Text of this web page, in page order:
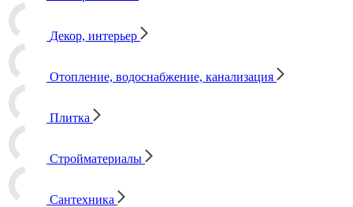
Декор, интерьер
Отопление, водоснабжение, канализация
Плитка
Стройматериалы
Сантехника